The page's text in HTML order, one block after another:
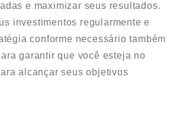
e maximizar seus resultados.
investimentos regularmente e
conforme necessário também
garantir que você esteja no
alcançar seus objetivos